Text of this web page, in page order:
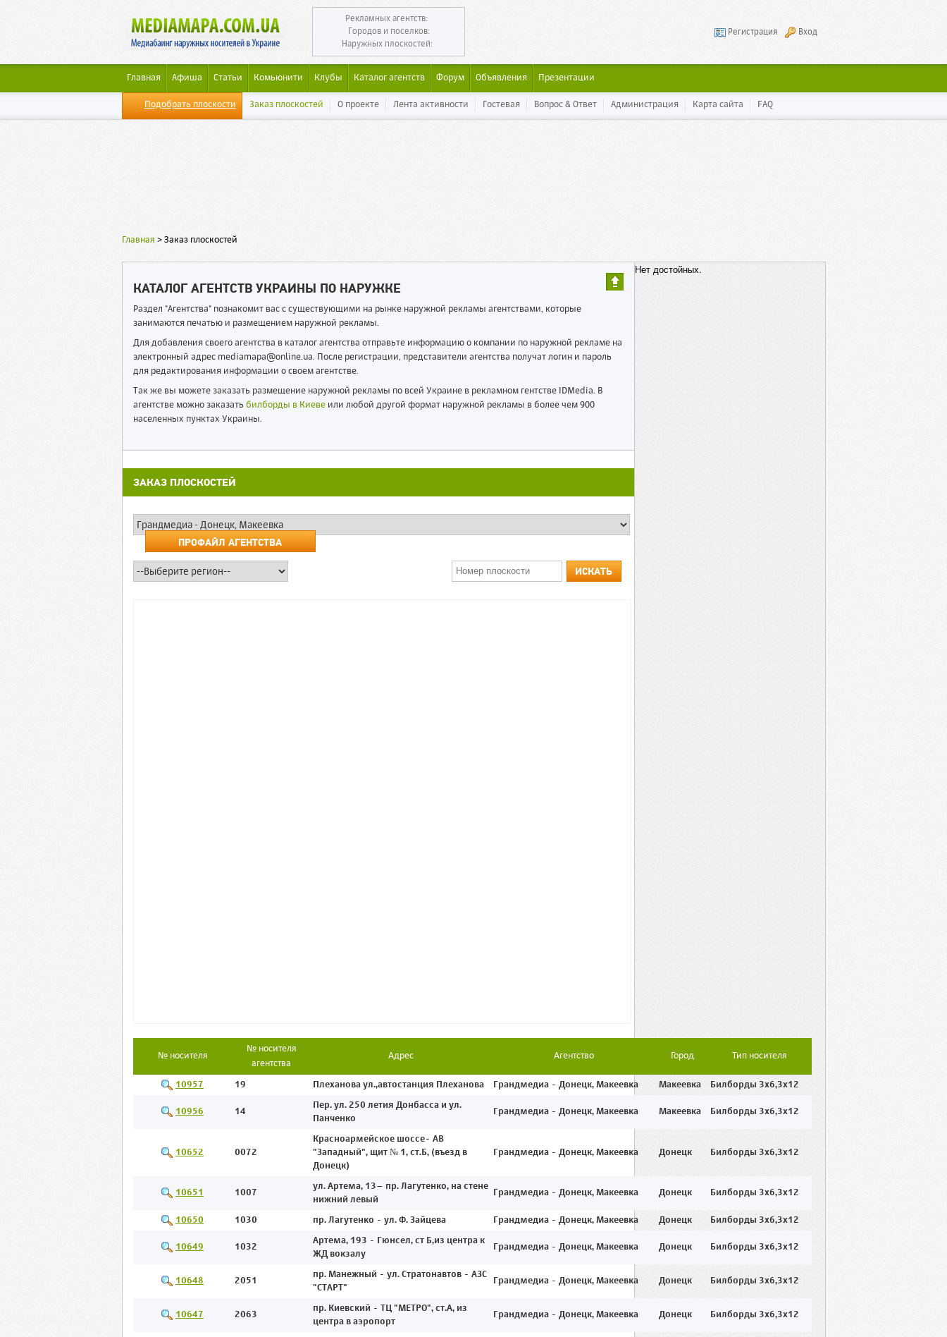
Рекламных агентств:
Городов и поселков:
Наружных плоскостей:
Регистрация Вход
Главная Афиша Статьи Комьюнити Клубы Каталог агентств Форум Объявления Презентации
Подобрать плоскости Заказ плоскостей О проекте Лента активности Гостевая Вопрос & Ответ Администрация Карта сайта FAQ
Главная > Заказ плоскостей
КАТАЛОГ АГЕНТСТВ УКРАИНЫ ПО НАРУЖКЕ
Раздел "Агентства" познакомит вас с существующими на рынке наружной рекламы агентствами, которые
занимаются печатью и размещением наружной рекламы.
Для добавления своего агентства в каталог агентства отправьте информацию о компании по наружной рекламе на
электронный адрес mediamapa@online.ua. После регистрации, представители агентства получат логин и пароль
для редактирования информации о своем агентстве.
Так же вы можете заказать размещение наружной рекламы по всей Украине в рекламном гентстве IDMedia. В
агентстве можно заказать билборды в Киевеили любой другой формат наружной рекламы в более чем 900
населенных пунктах Украины.
ЗАКАЗ ПЛОСКОСТЕЙ
ПРОФАЙЛ АГЕНТСТВА
ИСКАТЬ
№ носителя
№ носителя
агентства
Адрес Агентство Город Тип носителя
10957 19 Плеханова ул.,автостанция Плеханова Грандмедиа - Донецк, Макеевка Макеевка Билборды 3x6,3x12
10956 14
Пер. ул. 250 летия Донбасса и ул.
Панченко
Грандмедиа - Донецк, Макеевка Макеевка Билборды 3x6,3x12
10652 0072
Красноармейское шоссе- АВ
"Западный", щит № 1, ст.Б, (въезд в
Донецк)
Грандмедиа - Донецк, Макеевка Донецк Билборды 3x6,3x12
10651 1007
ул. Артема, 13– пр. Лагутенко, на стене
нижний левый
Грандмедиа - Донецк, Макеевка Донецк Билборды 3x6,3x12
10650 1030 пр. Лагутенко - ул. Ф. Зайцева Грандмедиа - Донецк, Макеевка Донецк Билборды 3x6,3x12
10649 1032
Артема, 193 - Гюнсел, ст Б,из центра к
ЖД вокзалу
Грандмедиа - Донецк, Макеевка Донецк Билборды 3x6,3x12
10648 2051
пр. Манежный - ул. Стратонавтов - АЗС
"СТАРТ"
Грандмедиа - Донецк, Макеевка Донецк Билборды 3x6,3x12
10647 2063
пр. Киевский - ТЦ "МЕТРО", ст.А, из
центра в аэропорт
Грандмедиа - Донецк, Макеевка Донецк Билборды 3x6,3x12
Нет достойных.